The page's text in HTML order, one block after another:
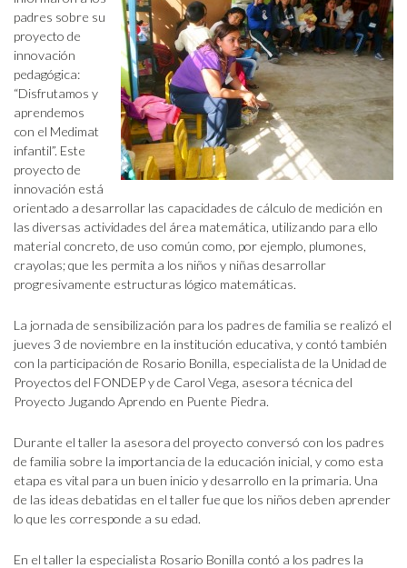
padres sobre su
proyecto de
innovación
pedagógica:
“Disfrutamos y
aprendemos
con el Medimat
infantil”. Este
proyecto de
innovación está
orientado a desarrollar las capacidades de cálculo de medición en
las diversas actividades del área matemática, utilizando para ello
material concreto, de uso común como, por ejemplo, plumones,
crayolas; que les permita a los niños y niñas desarrollar
progresivamente estructuras lógico matemáticas.
La jornada de sensibilización para los padres de familia se realizó el
jueves 3 de noviembre en la institución educativa, y contó también
con la participación de Rosario Bonilla, especialista de la Unidad de
Proyectos del FONDEP y de Carol Vega, asesora técnica del
Proyecto Jugando Aprendo en Puente Piedra.
Durante el taller la asesora del proyecto conversó con los padres
de familia sobre la importancia de la educación inicial, y como esta
etapa es vital para un buen inicio y desarrollo en la primaria. Una
de las ideas debatidas en el taller fue que los niños deben aprender
lo que les corresponde a su edad.
En el taller la especialista Rosario Bonilla contó a los padres la